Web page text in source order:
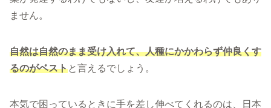
ません。
自然は自然のまま受け入れて、人種にかかわらず仲良くす
るのがベストと言えるでしょう。
本気で困っているときに手を差し伸べてくれるのは、日本